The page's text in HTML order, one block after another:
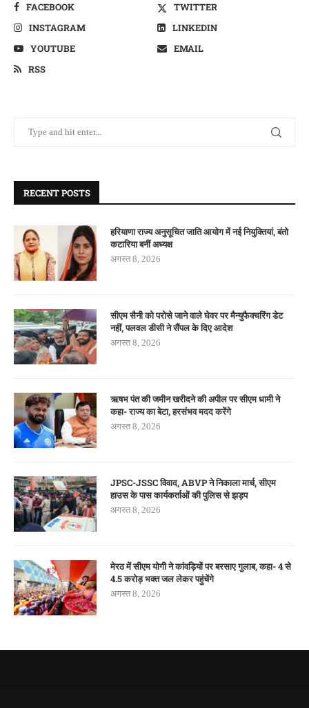
FACEBOOK
TWITTER
INSTAGRAM
LINKEDIN
YOUTUBE
EMAIL
RSS
RECENT POSTS
हरियाणा राज्य अनुसूचित जाति आयोग में नई नियुक्तियां, बंतो
कटारिया बनीं अध्यक्ष
अगस्त 8, 2026
सीएम सैनी को परोसे जाने वाले घेवर पर मैन्युफैक्चरिंग डेट
नहीं, पलवल डीसी ने सैंपल के दिए आदेश
अगस्त 8, 2026
ऋषभ पंत की जमीन खरीदने की अपील पर सीएम धामी ने
कहा- राज्य का बेटा, हरसंभव मदद करेंगे
अगस्त 8, 2026
JPSC-JSSC विवाद, ABVP ने निकाला मार्च, सीएम
हाउस के पास कार्यकर्ताओं की पुलिस से झड़प
अगस्त 8, 2026
मेरठ में सीएम योगी ने कांवड़ियों पर बरसाए गुलाब, कहा- 4 से
4.5 करोड़ भक्त जल लेकर पहुंचेंगे
अगस्त 8, 2026